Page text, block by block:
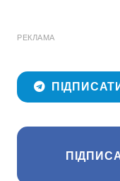
РЕКЛАМА